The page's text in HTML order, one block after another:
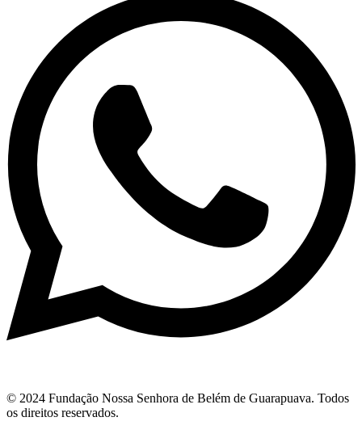
© 2024 Fundação Nossa Senhora de Belém de Guarapuava. Todos
os direitos reservados.